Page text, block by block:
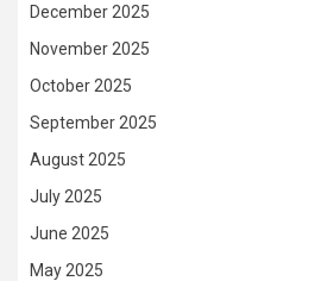
December 2025
November 2025
October 2025
September 2025
August 2025
July 2025
June 2025
May 2025